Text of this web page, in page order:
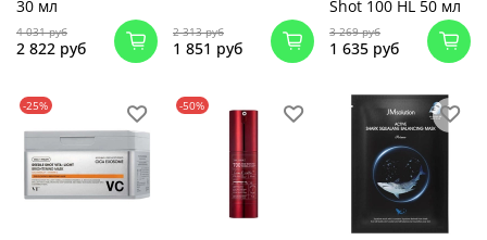
30 мл
4 031 руб
2 822 руб
2 313 руб
1 851 руб
Shot 100 HL 50 мл
3 269 руб
1 635 руб
-25% -50%